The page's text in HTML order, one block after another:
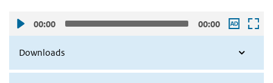
00:00 00:00
Downloads